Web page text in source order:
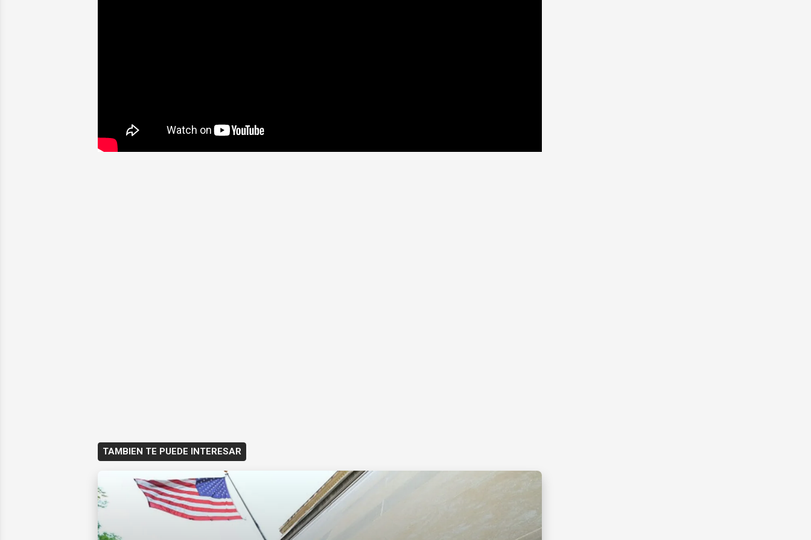
TAMBIEN TE PUEDE INTERESAR